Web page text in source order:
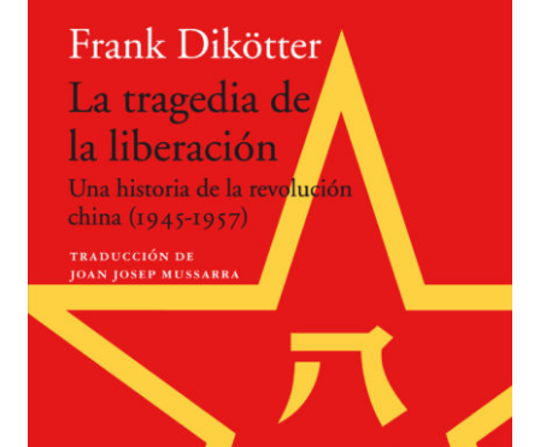
BUSCAR
LISTA DE LIBROS